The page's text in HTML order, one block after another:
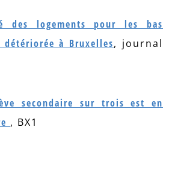
des logements pour les bas
détériorée à Bruxelles, journal
secondaire sur trois est en
, BX1